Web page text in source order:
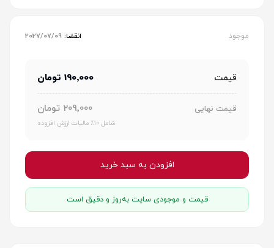
موجود انقضا: 2027/07/09
قیمت 190٬000 تومان
قیمت نهایی 209٬000 تومان
شامل 10٪ مالیات ارزش افزوده
افزودن به سبد خرید
قیمت و موجودی سایت به‌روز و دقیق است